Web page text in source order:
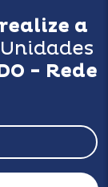
realize a
- Rede